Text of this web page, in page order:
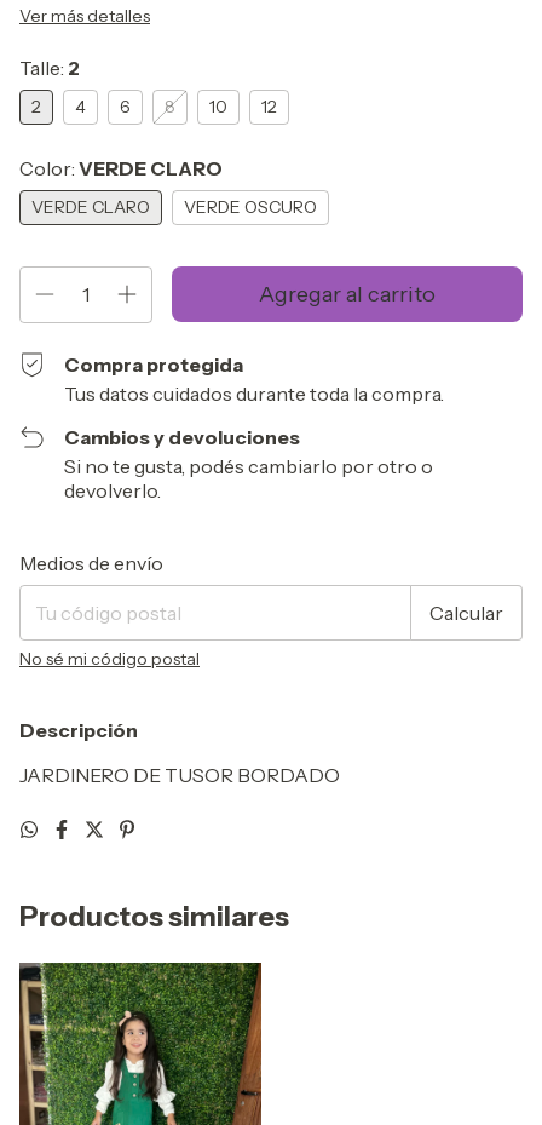
Ver más detalles
Talle: 2
2 4 6 8 10 12
Color: VERDE CLARO
VERDE CLARO VERDE OSCURO
Compra protegida
Tus datos cuidados durante toda la compra.
Cambios y devoluciones
Si no te gusta, podés cambiarlo por otro o
devolverlo.
Entregas para el CP:
Medios de envío
Calcular
No sé mi código postal
Descripción
JARDINERO DE TUSOR BORDADO
Productos similares